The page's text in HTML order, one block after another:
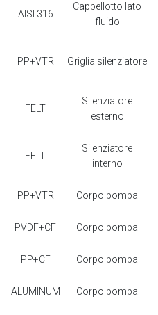
AISI 316
Cappellotto lato
fluido
PP+VTR Griglia silenziatore
FELT
Silenziatore
esterno
FELT
Silenziatore
interno
PP+VTR Corpo pompa
PVDF+CF Corpo pompa
PP+CF Corpo pompa
ALUMINUM Corpo pompa